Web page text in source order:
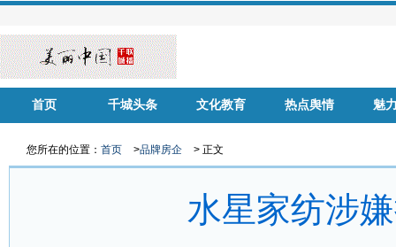
首页 千城头条 文化教育 热点舆情
魅
您所在的位置： 首页 >品牌房企 > 正文
水星家纺涉